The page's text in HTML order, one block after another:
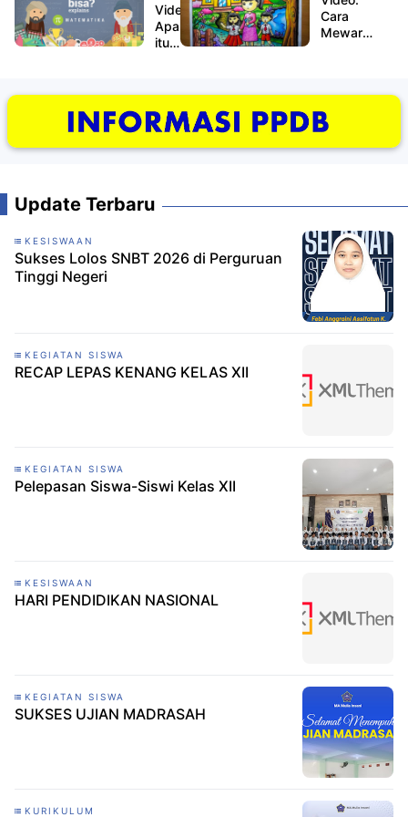
Video:
Apa
itu
Cara
Mewarnai
Update Terbaru
KESISWAAN
Sukses Lolos SNBT 2026 di Perguruan
Tinggi Negeri
KEGIATAN SISWA
RECAP LEPAS KENANG KELAS XII
KEGIATAN SISWA
Pelepasan Siswa-Siswi Kelas XII
KESISWAAN
HARI PENDIDIKAN NASIONAL
KEGIATAN SISWA
SUKSES UJIAN MADRASAH
KURIKULUM